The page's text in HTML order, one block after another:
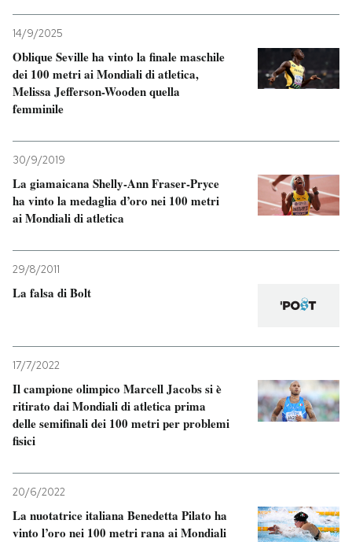
Entra
14/9/2025
Oblique Seville ha vinto la finale maschile
dei 100 metri ai Mondiali di atletica,
Melissa Jefferson-Wooden quella
femminile
30/9/2019
La giamaicana Shelly-Ann Fraser-Pryce
ha vinto la medaglia d’oro nei 100 metri
ai Mondiali di atletica
29/8/2011
La falsa di Bolt
17/7/2022
Il campione olimpico Marcell Jacobs si è
ritirato dai Mondiali di atletica prima
delle semifinali dei 100 metri per problemi
fisici
20/6/2022
La nuotatrice italiana Benedetta Pilato ha
vinto l’oro nei 100 metri rana ai Mondiali